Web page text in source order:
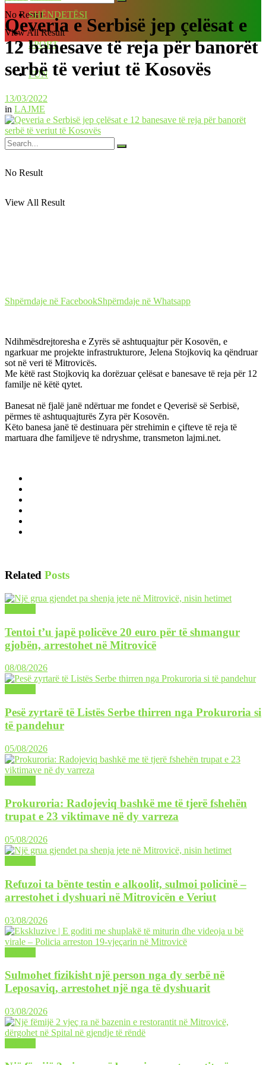
No Result
View All Result
SHËNDETËSI
SPORT
FUN
No Result
View All Result
Qeveria e Serbisë jep çelësat e
12 banesave të reja për banorët
serbë të veriut të Kosovës
13/03/2022
in LAJME
Shpërndaje në FacebookShpërndaje në Whatsapp
Ndihmësdrejtoresha e Zyrës së ashtuquajtur për Kosovën, e
ngarkuar me projekte infrastrukturore, Jelena Stojkoviq ka qëndruar
sot në veri të Mitrovicës.
Me këtë rast Stojkoviq ka dorëzuar çelësat e banesave të reja për 12
familje në këtë qytet.
Banesat në fjalë janë ndërtuar me fondet e Qeverisë së Serbisë,
përmes të ashtuquajturës Zyra për Kosovën.
Këto banesa janë të destinuara për strehimin e çifteve të reja të
martuara dhe familjeve të ndryshme, transmeton lajmi.net.
Related Posts
Tentoi t’u japë policëve 20 euro për të shmangur
gjobën, arrestohet në Mitrovicë
08/08/2026
Pesë zyrtarë të Listës Serbe thirren nga Prokuroria si
të pandehur
05/08/2026
Prokuroria: Radojeviq bashkë me të tjerë fshehën
trupat e 23 viktimave në dy varreza
05/08/2026
Refuzoi ta bënte testin e alkoolit, sulmoi policinë –
arrestohet i dyshuari në Mitrovicën e Veriut
03/08/2026
Sulmohet fizikisht një person nga dy serbë në
Leposaviq, arrestohet një nga të dyshuarit
03/08/2026